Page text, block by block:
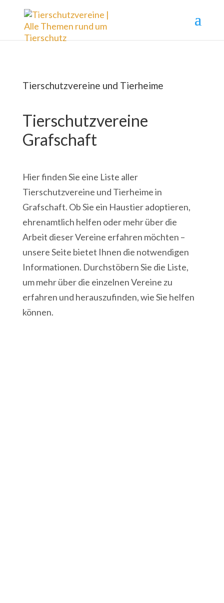
Tierschutzvereine und Tierheime
Tierschutzvereine
Grafschaft
Hier finden Sie eine Liste aller
Tierschutzvereine und Tierheime in
Grafschaft. Ob Sie ein Haustier adoptieren,
ehrenamtlich helfen oder mehr über die
Arbeit dieser Vereine erfahren möchten –
unsere Seite bietet Ihnen die notwendigen
Informationen. Durchstöbern Sie die Liste,
um mehr über die einzelnen Vereine zu
erfahren und herauszufinden, wie Sie helfen
können.